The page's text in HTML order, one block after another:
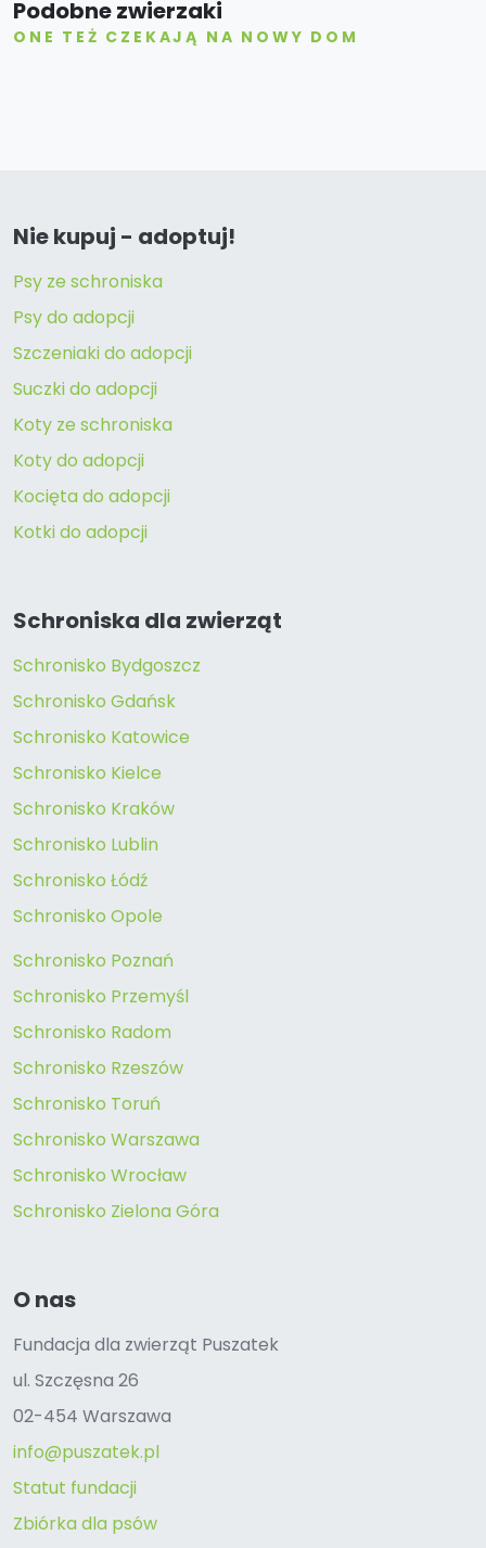
Podobne zwierzaki
ONE TEŻ CZEKAJĄ NA NOWY DOM
Nie kupuj - adoptuj!
Psy ze schroniska
Psy do adopcji
Szczeniaki do adopcji
Suczki do adopcji
Koty ze schroniska
Koty do adopcji
Kocięta do adopcji
Kotki do adopcji
Schroniska dla zwierząt
Schronisko Bydgoszcz
Schronisko Gdańsk
Schronisko Katowice
Schronisko Kielce
Schronisko Kraków
Schronisko Lublin
Schronisko Łódź
Schronisko Opole
Schronisko Poznań
Schronisko Przemyśl
Schronisko Radom
Schronisko Rzeszów
Schronisko Toruń
Schronisko Warszawa
Schronisko Wrocław
Schronisko Zielona Góra
O nas
Fundacja dla zwierząt Puszatek
ul. Szczęsna 26
02-454 Warszawa
info@puszatek.pl
Statut fundacji
Zbiórka dla psów